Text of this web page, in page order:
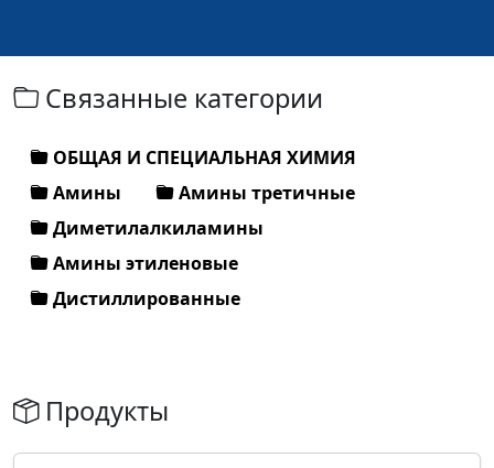
Связанные категории
ОБЩАЯ И СПЕЦИАЛЬНАЯ ХИМИЯ
Амины
Амины третичные
Диметилалкиламины
Амины этиленовые
Дистиллированные
Продукты